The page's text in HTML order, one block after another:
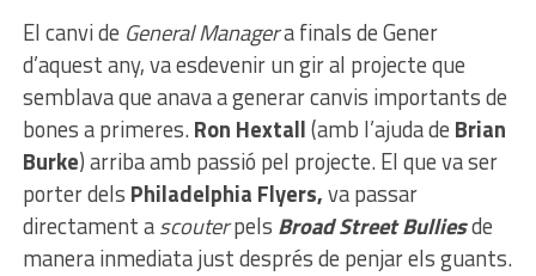
El canvi de General Managera finals de Gener
d’aquest any, va esdevenir un gir al projecte que
semblava que anava a generar canvis importants de
bones a primeres.Ron Hextall(amb l’ajuda de Brian
Burke) arriba amb passió pel projecte. El que va ser
porter dels Philadelphia Flyers,va passar
directament ascouterpels Broad Street Bulliesde
manera inmediata just després de penjar els guants.